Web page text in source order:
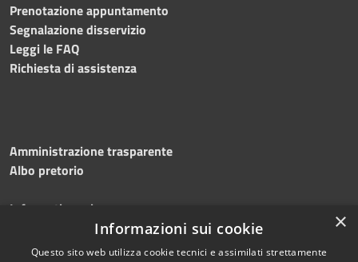
Prenotazione appuntamento
Segnalazione disservizio
Leggi le FAQ
Richiesta di assistenza
Amministrazione trasparente
Albo pretorio
Informativa privacy
Dichiarazione di accessibilità
×
Informazioni sui cookie
Questo sito web utilizza cookie tecnici e assimilati strettamente